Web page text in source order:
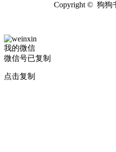
Copyright © 狗狗
我的微信
微信号已复制
点击复制